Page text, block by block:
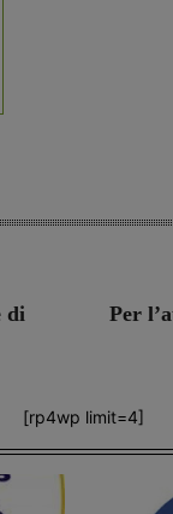
di
Per
[rp4wp limit=4]